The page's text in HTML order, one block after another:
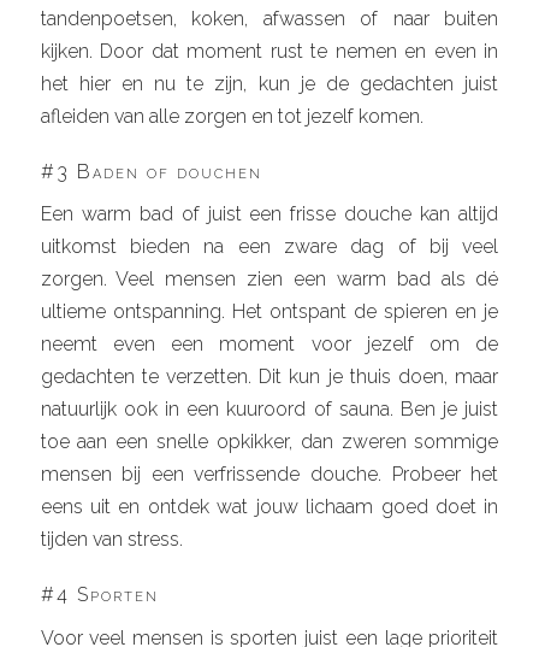
tandenpoetsen, koken, afwassen of naar buiten
kijken. Door dat moment rust te nemen en even in
het hier en nu te zijn, kun je de gedachten juist
afleiden van alle zorgen en tot jezelf komen.
#3 Baden of douchen
Een warm bad of juist een frisse douche kan altijd
uitkomst bieden na een zware dag of bij veel
zorgen. Veel mensen zien een warm bad als dé
ultieme ontspanning. Het ontspant de spieren en je
neemt even een moment voor jezelf om de
gedachten te verzetten. Dit kun je thuis doen, maar
natuurlijk ook in een kuuroord of sauna. Ben je juist
toe aan een snelle opkikker, dan zweren sommige
mensen bij een verfrissende douche. Probeer het
eens uit en ontdek wat jouw lichaam goed doet in
tijden van stress.
#4 Sporten
Voor veel mensen is sporten juist een lage prioriteit